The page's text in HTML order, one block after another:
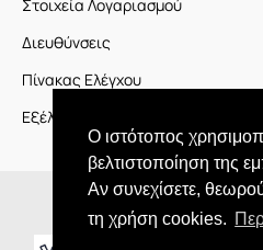
Ο ιστότοπος
βελτιστοποίηση της
Αν συνεχίσετε,
τη χρήση cookies.
Στοιχεία Λογαριασμού
Διευθύνσεις
Πίνακας Ελέγχου
Εξέλιξη Παραγγελίας
Copyright ©